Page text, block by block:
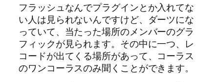
フラッシュなんでプラグインとか入れてな
い人は見られないんですけど、ダーツにな
っていて、当たった場所のメンバーのグラ
フィックが見られます。その中に一つ、レ
コードが出てくる場所があって、コーラス
のワンコーラスのみ聞くことができます。